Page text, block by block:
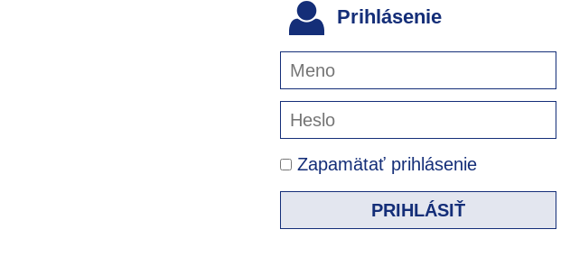
Prihlásenie
Zapamätať prihlásenie
PRIHLÁSIŤ